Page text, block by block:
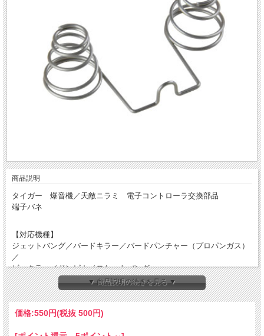
商品説明
タイガー 爆音機／天敵ニラミ 電子コントローラ交換部品
端子バネ
【対応機種】
ジェットバング／バードキラー／バードパンチャー（プロパンガス）
／
ビックラー／ドンピカ／ロケットバング
▼ 商品説明の続きを見る ▼
価格:550円(税抜 500円)